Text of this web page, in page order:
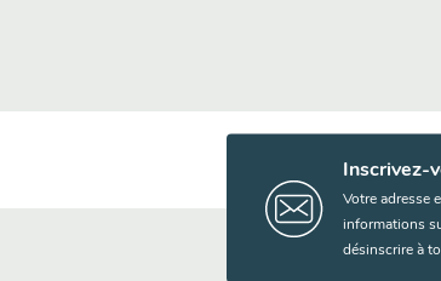
Inscrivez-
Votre adresse
informations
désinscrire à